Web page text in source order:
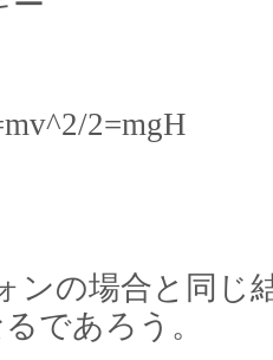
2=mgH
ンの場合と同じ
であろう。